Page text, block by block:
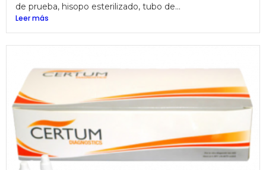
de prueba, hisopo esterilizado, tubo de...
Leer más